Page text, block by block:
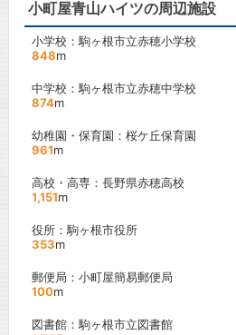
小町屋青山ハイツの周辺施設
小学校：駒ヶ根市立赤穂小学校
848m
中学校：駒ヶ根市立赤穂中学校
874m
幼稚園・保育園：桜ケ丘保育園
961m
高校・高専：長野県赤穂高校
1,151m
役所：駒ヶ根市役所
353m
郵便局：小町屋簡易郵便局
100m
図書館：駒ヶ根市立図書館